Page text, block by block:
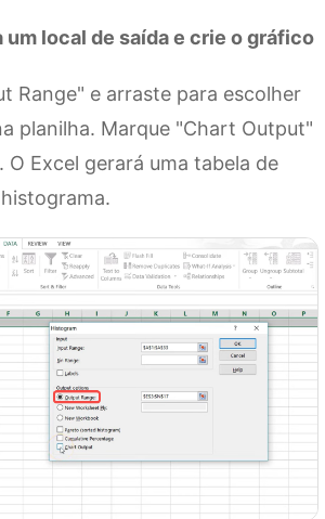
um local de saída e crie o gráfico
Range" e arraste para escolher
planilha. Marque "Chart Output"
O Excel gerará uma tabela de